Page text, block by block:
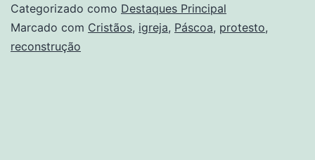
Categorizado como Destaques Principal
Marcado com Cristãos, igreja, Páscoa, protesto,
reconstrução